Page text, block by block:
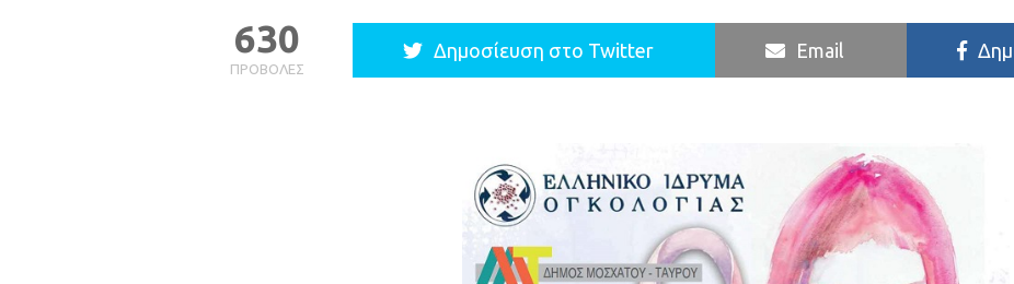
ΠΡΟΒΟΛΈΣ
630 Δημοσίευση στο Twitter Email